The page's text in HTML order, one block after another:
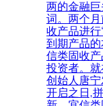
两的金融
词。两个
收产品进行
到期产品
信类固收
投资者。就
创始人唐
开启之日,